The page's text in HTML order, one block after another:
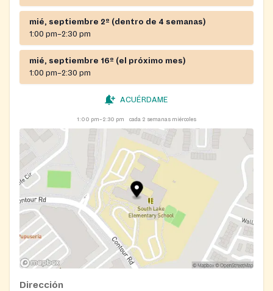
mié, septiembre 2º (dentro de 4 semanas)
1:00 pm–2:30 pm
mié, septiembre 16º (el próximo mes)
1:00 pm–2:30 pm
ACUÉRDAME
1:00 pm–2:30 pm cada 2 semanas miércoles
Dirección